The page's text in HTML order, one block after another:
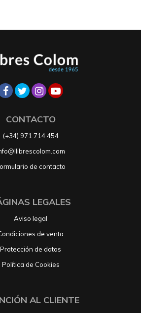
CONTACTO
(+34) 971 714 454
de contacto
LEGALES
Aviso legal
de venta
Protección de datos
Política de Cookies
AL CLIENTE